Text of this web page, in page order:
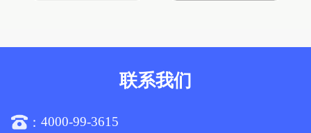
联系我们
：4000-99-3615